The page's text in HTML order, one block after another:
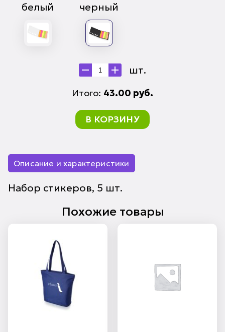
белый черный
шт.
Итого: 43.00 руб.
В КОРЗИНУ
Описание и характеристики
Набор стикеров, 5 шт.
Похожие товары